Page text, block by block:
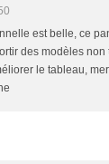
est belle, ce
des modèles non
le tableau,